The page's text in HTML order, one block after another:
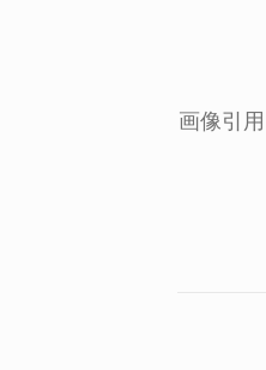
画像引用